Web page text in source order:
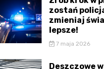
zostań
zmieniaj
lepsze!
7 maja 2026
Deszczowe